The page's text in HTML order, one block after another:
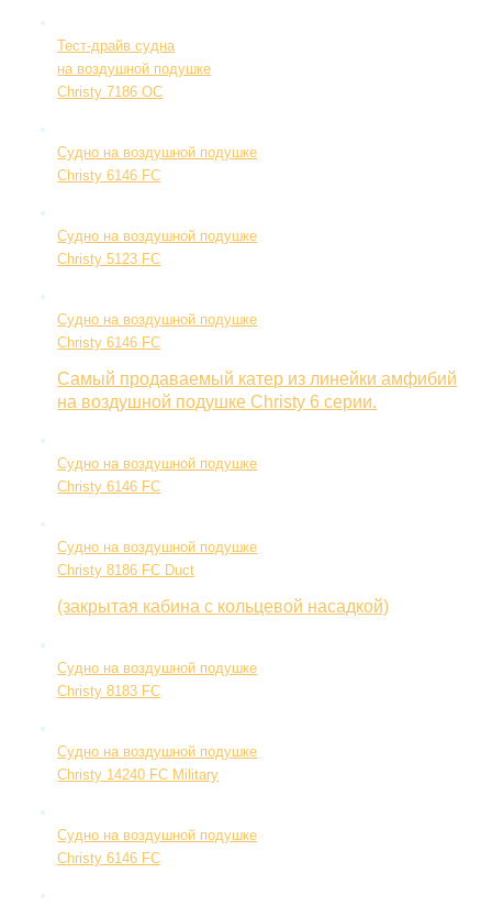
Тест-драйв судна
на воздушной подушке
Christy 7186 OC
Судно на воздушной подушке
Christy 6146 FC
Судно на воздушной подушке
Christy 5123 FC
Судно на воздушной подушке
Christy 6146 FC
Самый продаваемый катер из линейки амфибий
на воздушной подушке Christy 6 серии.
Судно на воздушной подушке
Christy 6146 FC
Судно на воздушной подушке
Christy 8186 FC Duct
(закрытая кабина с кольцевой насадкой)
Судно на воздушной подушке
Christy 8183 FC
Судно на воздушной подушке
Christy 14240 FC Military
Судно на воздушной подушке
Christy 6146 FC